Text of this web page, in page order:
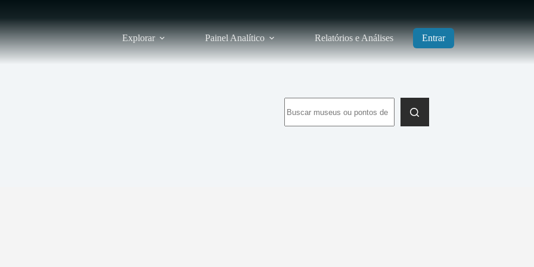
Explorar Painel Analítico Relatórios e Análises Entrar
resultados